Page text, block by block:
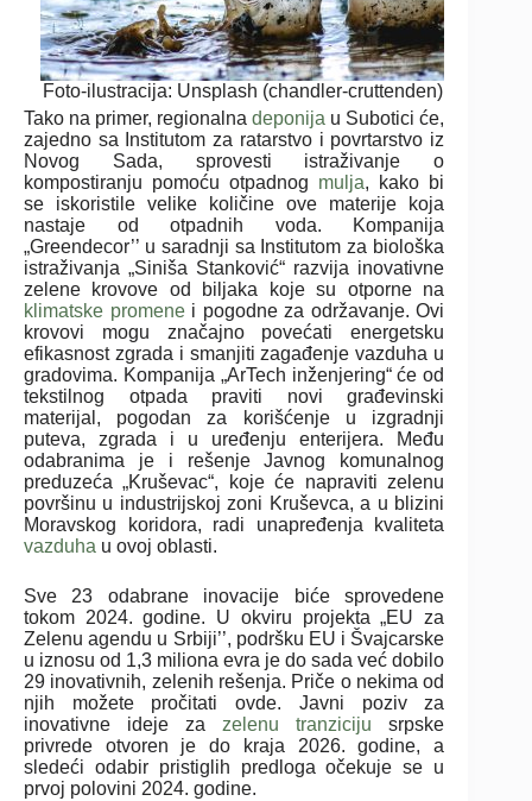
Foto-ilustracija: Unsplash (chandler-cruttenden)
Tako na primer, regionalnadeponija u Subotici će,
zajedno sa Institutom za ratarstvo i povrtarstvo iz
Novog Sada, sprovesti istraživanje o
kompostiranju pomoću otpadnog mulja, kako bi
se iskoristile velike količine ove materije koja
nastaje od otpadnih voda. Kompanija
„Greendecor’’ u saradnji sa Institutom za biološka
istraživanja „Siniša Stanković“ razvija inovativne
zelene krovove od biljaka koje su otporne na
klimatske promenei pogodne za održavanje. Ovi
krovovi mogu značajno povećati energetsku
efikasnost zgrada i smanjiti zagađenje vazduha u
gradovima. Kompanija „ArTech inženjering“ će od
tekstilnog otpada praviti novi građevinski
materijal, pogodan za korišćenje u izgradnji
puteva, zgrada i u uređenju enterijera. Među
odabranima je i rešenje Javnog komunalnog
preduzeća „Kruševac“, koje će napraviti zelenu
površinu u industrijskoj zoni Kruševca, a u blizini
Moravskog koridora, radi unapređenja kvaliteta
vazduha u ovoj oblasti.
Sve 23 odabrane inovacije biće sprovedene
tokom 2024. godine. U okviru projekta „EU za
Zelenu agendu u Srbiji’’, podršku EU i Švajcarske
u iznosu od 1,3 miliona evra je do sada već dobilo
29 inovativnih, zelenih rešenja. Priče o nekima od
njih možete pročitati ovde. Javni poziv za
inovativne ideje za zelenu tranziciju srpske
privrede otvoren je do kraja 2026. godine, a
sledeći odabir pristiglih predloga očekuje se u
prvoj polovini 2024. godine.